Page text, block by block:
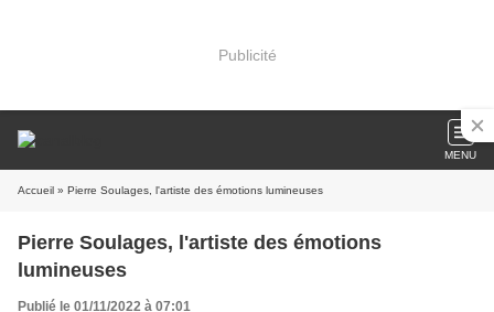
Publicité
MENU
Accueil » Pierre Soulages, l'artiste des émotions lumineuses
Pierre Soulages, l'artiste des émotions
lumineuses
Publié le 01/11/2022 à 07:01